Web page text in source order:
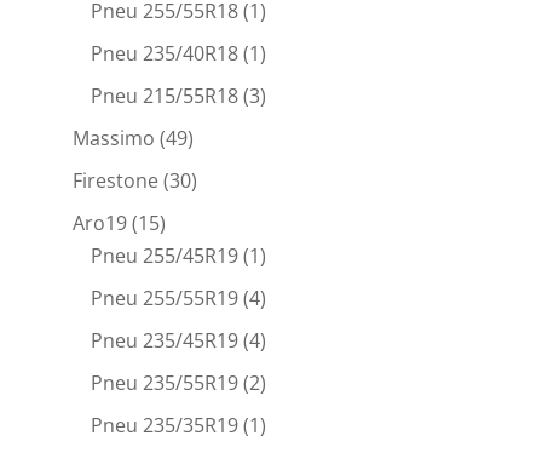
Pneu 255/55R18(1)
Pneu 235/40R18(1)
Pneu 215/55R18(3)
Massimo (49)
Firestone(30)
Aro19(15)
Pneu 255/45R19(1)
Pneu 255/55R19(4)
Pneu 235/45R19(4)
Pneu 235/55R19(2)
Pneu 235/35R19(1)